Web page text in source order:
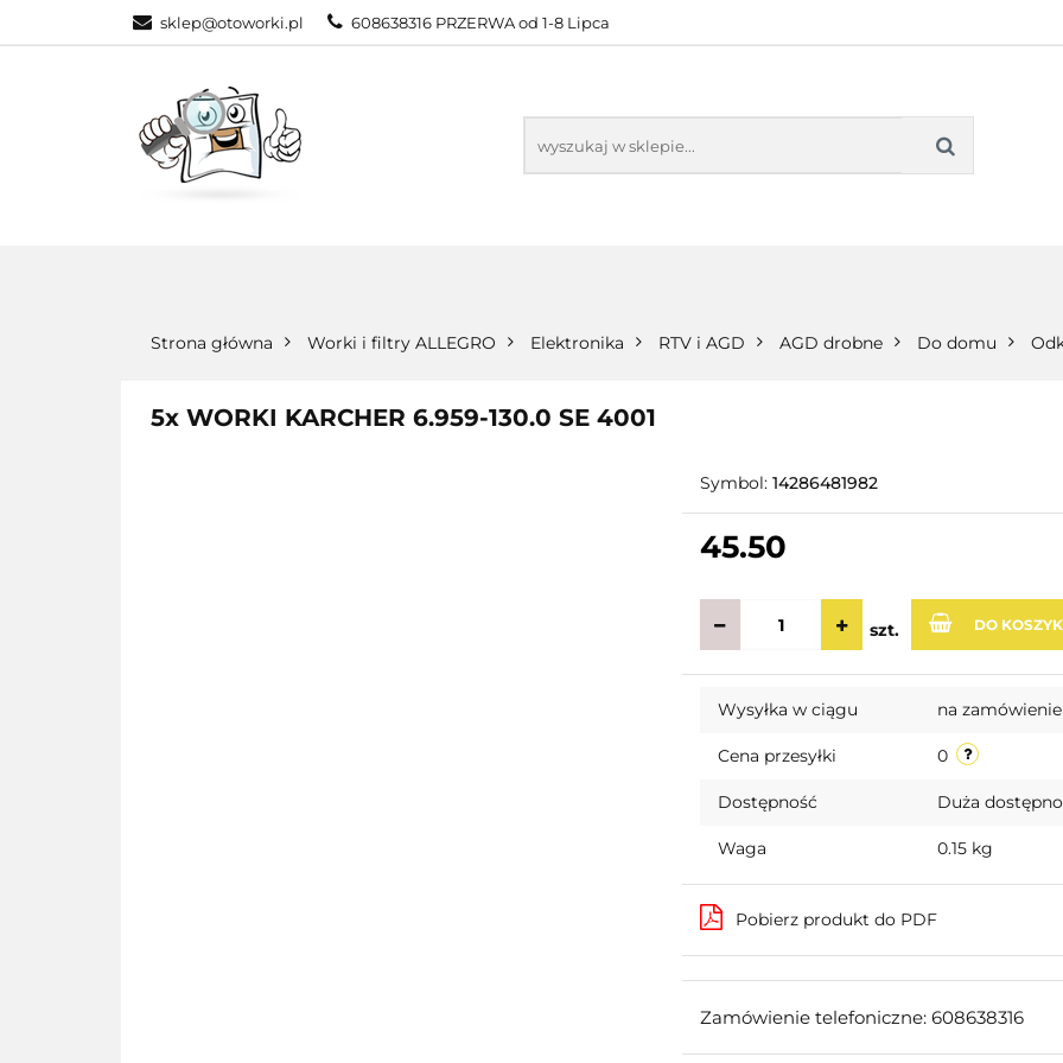
sklep@otoworki.pl 608638316 PRZERWA od 1-8 Lipca
NASZA OFERTA KONTAKT BESTSELLERY BLOG
Strona główna Worki i filtry ALLEGRO Elektronika RTV i AGD AGD drobne Do domu
5x WORKI KARCHER 6.959-130.0 SE 4001
Symbol: 14286481982
45.50
szt. DO
Wysyłka w ciągu na zamówienie
Cena przesyłki 0
Dostępność Duża
Waga 0.15 kg
Pobierz produkt do PDF
Zamówienie telefoniczne: 608638316